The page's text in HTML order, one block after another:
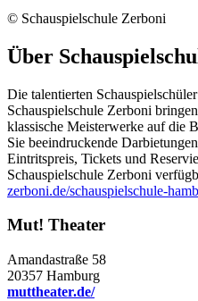
© Schauspielschule Zerboni
Über
Die talentierten
Schauspielschule Zerboni
klassische Meisterwerke auf die
Sie beeindruckende
Eintritspreis, Tickets und
Schauspielschule Zerboni
zerboni.de/schauspielschule-
Mut! Theater
Amandastraße 58
20357 Hamburg
muttheater.de/